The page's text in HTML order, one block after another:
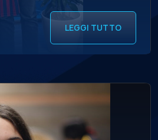
il Presidente Di Domenico,
ricordo del […]LEGGI TUTTO